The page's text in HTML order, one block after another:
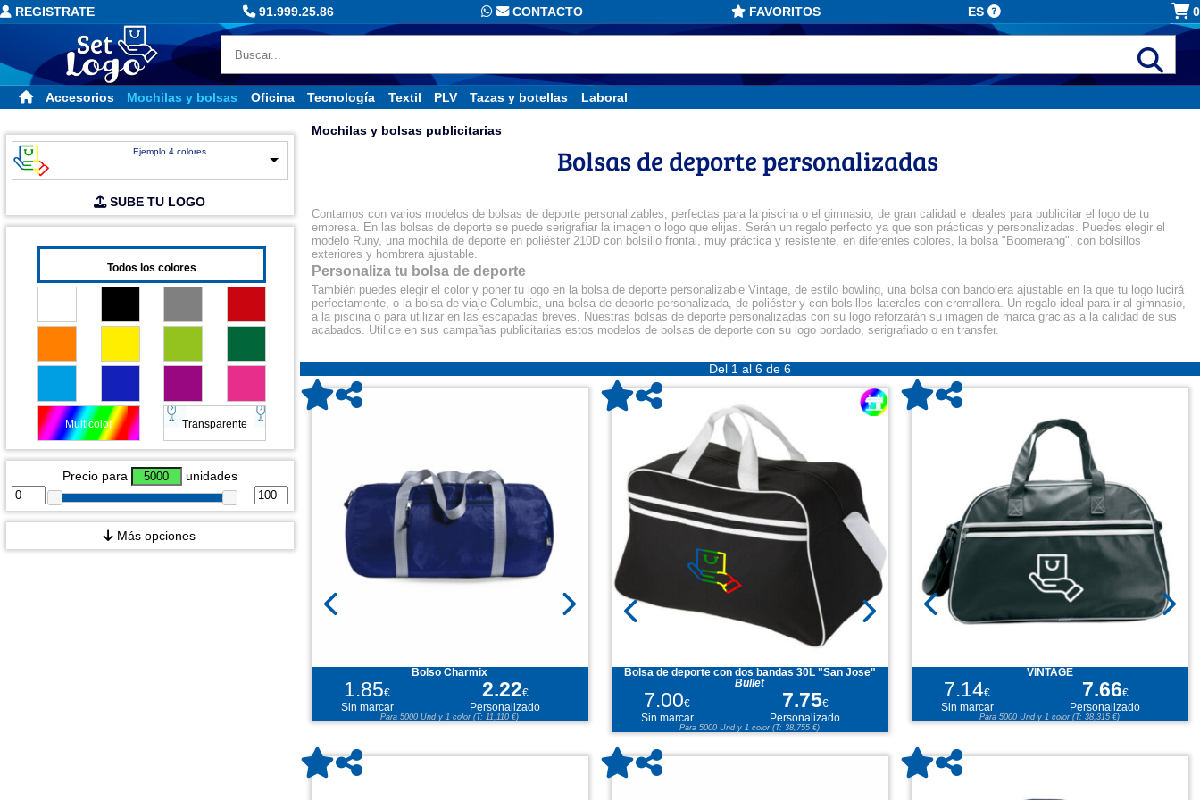
REGISTRATE 91.999.25.86 CONTACTO FAVORITOS ES 0
Accesorios Mochilas y bolsas Oficina Tecnología Textil PLV Tazas y botellas Laboral
Ejemplo 4 colores
SUBE TU LOGO
Todos los colores
Multicolor Transparente
Precio para unidades
Más opciones
Mochilas y bolsas publicitarias
Bolsas de deporte personalizadas
Contamos con varios modelos de bolsas de deporte personalizables, perfectas para la piscina o el gimnasio, de gran calidad e ideales para publicitar el logo de tu
empresa. En las bolsas de deporte se puede serigrafiar la imagen o logo que elijas. Serán un regalo perfecto ya que son prácticas y personalizadas. Puedes elegir el
modelo Runy, una mochila de deporte en poliéster 210D con bolsillo frontal, muy práctica y resistente, en diferentes colores, la bolsa "Boomerang", con bolsillos
exteriores y hombrera ajustable.
Personaliza tu bolsa de deporte
También puedes elegir el color y poner tu logo en la bolsa de deporte personalizable Vintage, de estilo bowling, una bolsa con bandolera ajustable en la que tu logo lucirá
perfectamente, o la bolsa de viaje Columbia, una bolsa de deporte personalizada, de poliéster y con bolsillos laterales con cremallera. Un regalo ideal para ir al gimnasio,
a la piscina o para utilizar en las escapadas breves. Nuestras bolsas de deporte personalizadas con su logo reforzarán su imagen de marca gracias a la calidad de sus
acabados. Utilice en sus campañas publicitarias estos modelos de bolsas de deporte con su logo bordado, serigrafiado o en transfer.
Del 1 al 6 de 6
Bolso Charmix
1.85€ 2.22€
Sin marcar
Personalizado
Para 5000 Und y 1 color (T: 11,110 €)
Bolsa de deporte con dos bandas 30L "San Jose"
Bullet
7.00€ 7.75€
Sin marcar
Personalizado
Para 5000 Und y 1 color (T: 38,755 €)
VINTAGE
7.14€ 7.66€
Sin marcar
Personalizado
Para 5000 Und y 1 color (T: 38,315 €)